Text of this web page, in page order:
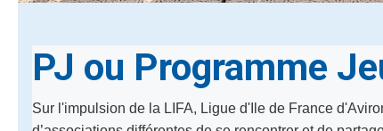
PJ ou Programme
Sur l'impulsion de la LIFA, Ligue d'Ile de France